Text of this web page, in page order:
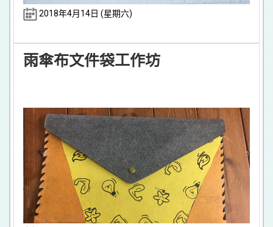
2018年4月14日 (星期六)
雨傘布文件袋工作坊